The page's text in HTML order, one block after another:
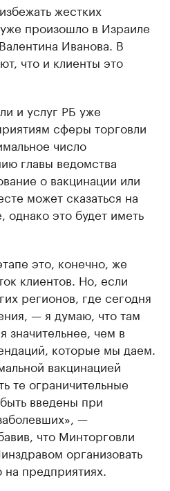
жестких
произошло в Израиле
Иванова. В
что и клиенты это
и услуг РБ уже
сферы торговли
число
главы ведомства
о вакцинации или
может сказаться на
это будет иметь
это, конечно, же
клиентов. Но, если
регионов, где сегодня
— я думаю, что там
значительнее, чем в
которые мы даем.
вакцинацией
те ограничительные
введены при
—
что Минторговли
организовать
предприятиях.